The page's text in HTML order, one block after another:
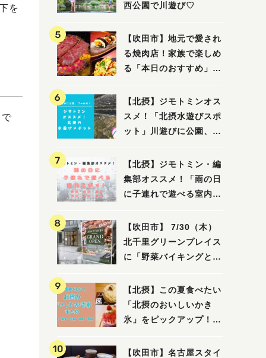
を
西公園で川遊び♡
【吹田市】地元で愛され
る焼肉店！家族で楽しめ
る「本日のおすすめ」で
【北摂】ジモトミンオス
スメ！「北摂水遊びスポ
ット」川遊びに公園、プ
吹田・茨木・高槻）
【北摂】ジモトミン・編
集部オススメ！「雨の日
に子連れで遊べる室内ス
箕面・吹田・豊中・茨
木・池田）
【吹田市】 7/30（木）
北千里グリーンプレイス
に「野菜バイキングと飲
里店」がオープン予定！
【北摂】この夏食べたい
「北摂のおいしいかき
氷」をピックアップ！
面・池田）
【吹田市】名古屋スタイ